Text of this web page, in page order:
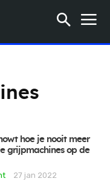
hoe je nooit meer
grijpmachines op de
27 jan 2022